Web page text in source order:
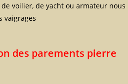
voilier, de yacht ou armateur nous
vaigrages
des parements pierre